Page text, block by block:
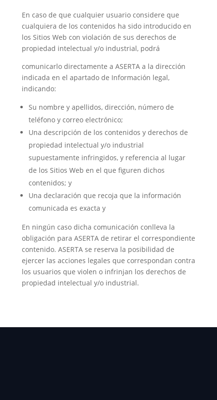
En caso de que cualquier usuario considere que
cualquiera de los contenidos ha sido introducido en
los Sitios Web con violación de sus derechos de
propiedad intelectual y/o industrial, podrá
comunicarlo directamente a ASERTA a la dirección
indicada en el apartado de Información legal,
indicando:
Su nombre y apellidos, dirección, número de
teléfono y correo electrónico;
Una descripción de los contenidos y derechos de
propiedad intelectual y/o industrial
supuestamente infringidos, y referencia al lugar
de los Sitios Web en el que figuren dichos
contenidos; y
Una declaración que recoja que la información
comunicada es exacta y
En ningún caso dicha comunicación conlleva la
obligación para ASERTA de retirar el correspondiente
contenido. ASERTA se reserva la posibilidad de
ejercer las acciones legales que correspondan contra
los usuarios que violen o infrinjan los derechos de
propiedad intelectual y/o industrial.